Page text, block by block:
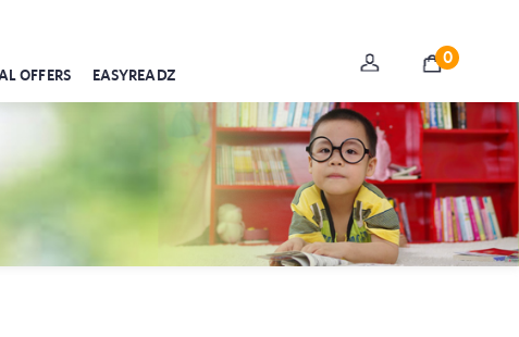
OFFERS EASYREADZ
0